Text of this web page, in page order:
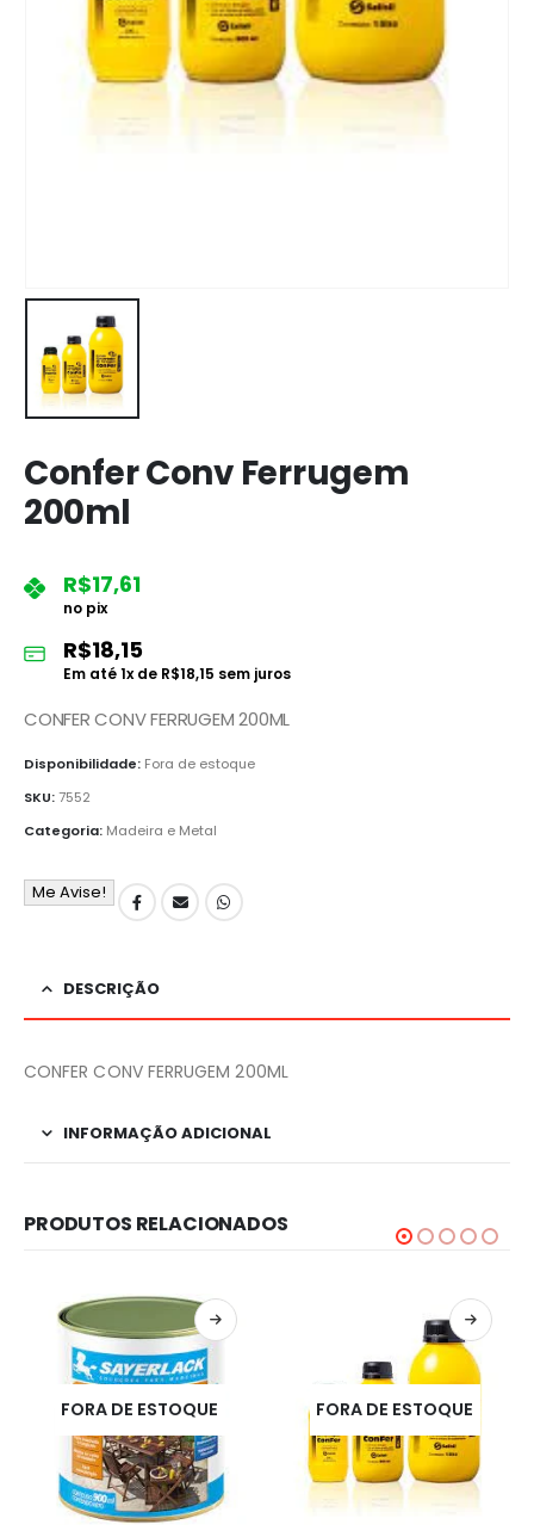
Confer Conv Ferrugem
200ml
R$17,61
no pix
R$18,15
Em até1x de R$18,15 sem juros
CONFER CONV FERRUGEM 200ML
Disponibilidade: Fora de estoque
SKU:7552
Categoria: Madeira e Metal
Me Avise!
DESCRIÇÃO
CONFER CONV FERRUGEM 200ML
INFORMAÇÃO ADICIONAL
PRODUTOS RELACIONADOS
FORA DE ESTOQUE FORA DE ESTOQUE